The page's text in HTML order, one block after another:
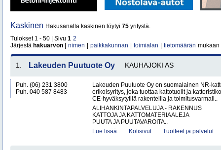
Kaskinen Hakusanalla kaskinen löytyi 75 yritystä.
Tulokset 1 - 50 | Sivu 1 2
Järjestä hakuarvon nimen paikkakunnan toimialan tietomäärän mukaan
1. Lakeuden Puutuote Oy KAUHAJOKI AS
Puh. (06) 231 3800
Puh. 040 587 8483
Lakeuden Puutuote Oy on suomalainen NR-
erikoisyritys, joka tuottaa kattotuolit ja
CE-hyväksytyillä rakenteilla ja toimitusvarmall..
ALIHANKINTAPALVELUJA - RAKENNUS
KATTOJA JA KATTOMATERIAALEJA
PUUTA JA PUUTAVAROITA..
Lue lisää..
Kotisivut Tuotteet ja palvelut